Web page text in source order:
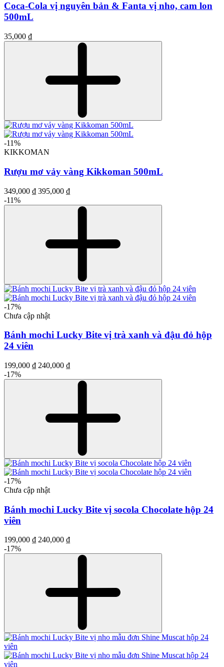
Coca-Cola vị nguyên bản & Fanta vị nho, cam lon
500mL
35,000 ₫
-11%
KIKKOMAN
Rượu mơ vảy vàng Kikkoman 500mL
349,000 ₫ 395,000 ₫
-11%
-17%
Chưa cập nhật
Bánh mochi Lucky Bite vị trà xanh và đậu đỏ hộp
24 viên
199,000 ₫ 240,000 ₫
-17%
-17%
Chưa cập nhật
Bánh mochi Lucky Bite vị socola Chocolate hộp 24
viên
199,000 ₫ 240,000 ₫
-17%